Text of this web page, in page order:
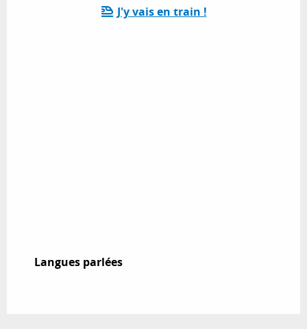
J'y vais en train !
Langues parlées
Langues parlées